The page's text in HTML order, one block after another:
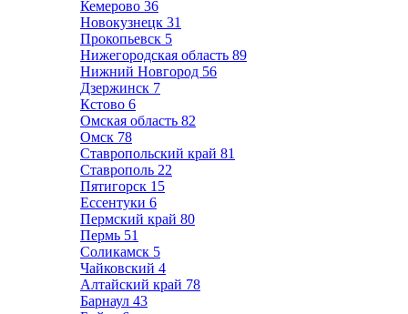
Кемерово 36
Новокузнецк 31
Прокопьевск 5
Нижегородская область 89
Нижний Новгород 56
Дзержинск 7
Кстово 6
Омская область 82
Омск 78
Ставропольский край 81
Ставрополь 22
Пятигорск 15
Ессентуки 6
Пермский край 80
Пермь 51
Соликамск 5
Чайковский 4
Алтайский край 78
Барнаул 43